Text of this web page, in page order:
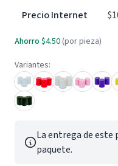
Precio Internet
Ahorro $4.50 (por pieza)
Variantes:
La entrega de este
paquete.